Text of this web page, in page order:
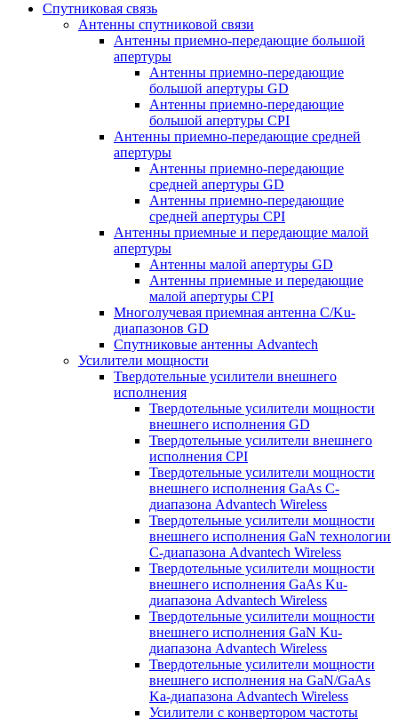
Спутниковая связь
Антенны спутниковой связи
Антенны приемно-передающие большой
апертуры
Антенны приемно-передающие
большой апертуры GD
Антенны приемно-передающие
большой апертуры CPI
Антенны приемно-передающие средней
апертуры
Антенны приемно-передающие
средней апертуры GD
Антенны приемно-передающие
средней апертуры CPI
Антенны приемные и передающие малой
апертуры
Антенны малой апертуры GD
Антенны приемные и передающие
малой апертуры CPI
Многолучевая приемная антенна С/Ku-
диапазонов GD
Спутниковые антенны Advantech
Усилители мощности
Твердотельные усилители внешнего
исполнения
Твердотельные усилители мощности
внешнего исполнения GD
Твердотельные усилители внешнего
исполнения CPI
Твердотельные усилители мощности
внешнего исполнения GaAs С-
диапазона Advantech Wireless
Твердотельные усилители мощности
внешнего исполнения GaN технологии
С-диапазона Advantech Wireless
Твердотельные усилители мощности
внешнего исполнения GaAs Ku-
диапазона Advantech Wireless
Твердотельные усилители мощности
внешнего исполнения GaN Ku-
диапазона Advantech Wireless
Твердотельные усилители мощности
внешнего исполнения на GaN/GaAs
Ka-диапазона Advantech Wireless
Усилители с конвертором чаcтоты